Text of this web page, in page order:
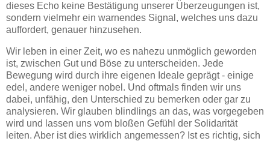
dieses Echo keine Bestätigung unserer Überzeugungen ist,
sondern vielmehr ein warnendes Signal, welches uns dazu
auffordert, genauer hinzusehen.
Wir leben in einer Zeit, wo es nahezu unmöglich geworden
ist, zwischen Gut und Böse zu unterscheiden. Jede
Bewegung wird durch ihre eigenen Ideale geprägt - einige
edel, andere weniger nobel. Und oftmals finden wir uns
dabei, unfähig, den Unterschied zu bemerken oder gar zu
analysieren. Wir glauben blindlings an das, was vorgegeben
wird und lassen uns vom bloßen Gefühl der Solidarität
leiten. Aber ist dies wirklich angemessen? Ist es richtig, sich